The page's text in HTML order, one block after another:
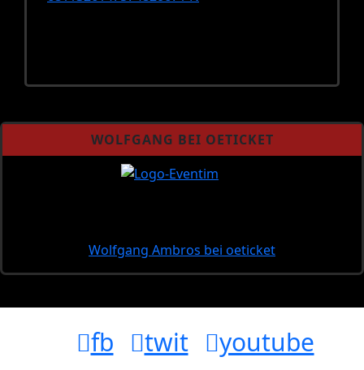
WOLFGANG BEI OETICKET
Wolfgang Ambros bei oeticket
fb twit
youtube